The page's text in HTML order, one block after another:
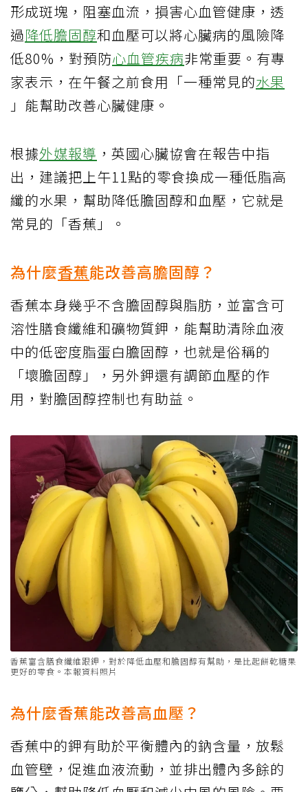
形成斑塊，阻塞血流，損害心血管健康，透
過降低膽固醇和血壓可以將心臟病的風險降
低80%，對預防心血管疾病非常重要。有專
家表示，在午餐之前食用「一種常見的水果
」能幫助改善心臟健康。
根據外媒報導 ，英國心臟協會在報告中指
出，建議把上午11點的零食換成一種低脂高
纖的水果，幫助降低膽固醇和血壓，它就是
常見的「香蕉」。
為什麼香蕉能改善高膽固醇？
香蕉本身幾乎不含膽固醇與脂肪，並富含可
溶性膳食纖維和礦物質鉀，能幫助清除血液
中的低密度脂蛋白膽固醇，也就是俗稱的
「壞膽固醇」，另外鉀還有調節血壓的作
用，對膽固醇控制也有助益。
香蕉富含膳食纖維跟鉀，對於降低血壓和膽固醇有幫助，是比起餅乾糖果
更好的零食。本報資料照片
為什麼香蕉能改善高血壓？
香蕉中的鉀有助於平衡體內的鈉含量，放鬆
血管壁，促進血液流動，並排出體內多餘的